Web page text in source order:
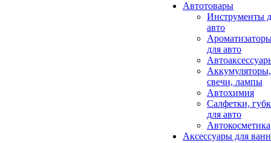
Автотовары
Инструменты
авто
для авто
Аккумуляторы,
свечи, лампы
Автохимия
Салфетки,
для авто
Автокосметика
Аксессуары для